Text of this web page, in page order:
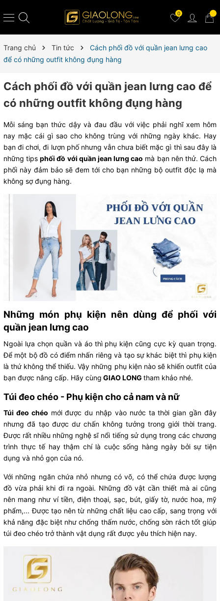
0
Trang chủ Tin tức
Cách phối đồ với quần jean lưng cao
để có những outfit không đụng hàng
Cách phối đồ với quần jean lưng cao để
có những outfit không đụng hàng
Mỗi sáng bạn thức dậy và đau đầu với việc phải nghĩ xem hôm
nay mặc cái gì sao cho không trùng với những ngày khác. Hay
bạn đi chơi, đi lượn phố nhưng vẫn chưa biết mặc gì thì sau đây là
những tipsphối đồ với quần jean lưng cao mà bạn nên thử. Cách
phối này đảm bảo sẽ đem tới cho bạn những bộ outfit độc lạ mà
không sợ đụng hàng.
Những món phụ kiện nên dùng để phối với
quần jean lưng cao
Ngoài lựa chọn quần và áo thì phụ kiện cũng cực kỳ quan trọng.
Để một bộ đồ có điểm nhấn riêng và tạo sự khác biệt thì phụ kiện
là thứ không thể thiếu. Vậy những phụ kiện nào sẽ khiến outfit của
bạn được nâng cấp. Hãy cùng GIAO LONG tham khảo nhé.
Túi đeo chéo - Phụ kiện cho cả nam và nữ
Túi đeo chéo mới được du nhập vào nước ta thời gian gần đây
nhưng đã tạo được dư chấn không tưởng trong giới thời trang.
Được rất nhiều những nghệ sĩ nổi tiếng sử dụng trong các chương
trình thực tế hay thậm chí là cuộc sống hàng ngày bởi sự tiện
dụng và nhỏ gọn của nó.
Với những ngăn chứa nhỏ nhưng có võ, có thể chứa được lượng
đồ vừa phải khi đi ra ngoài. Những đồ vật cần thiết mà ai cũng
nên mang như ví tiền, điện thoại, sạc, bút, giấy tờ, nước hoa, mỹ
phẩm,... Được tạo nên từ những chất liệu cao cấp, sang trọng với
khả năng đặc biệt như chống thấm nước, chống sờn rách tốt giúp
túi đeo chéo trở thành vật dụng rất được yêu thích hiện nay.